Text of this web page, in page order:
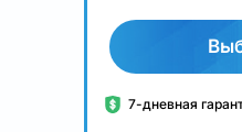
7-дневная